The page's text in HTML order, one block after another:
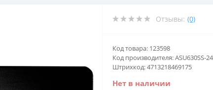
Отзывы: (0)
Код товара: 123598
Код производителя: ASU630SS-
Штрихкод: 4713218469175
Нет в наличии